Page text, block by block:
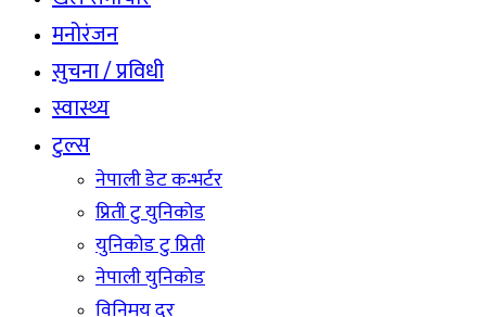
मनोरंजन
सुचना / प्रविधी
स्वास्थ्य
टुल्स
नेपाली डेट कन्भर्टर
प्रिती टु युनिकोड
युनिकोड टु प्रिती
नेपाली युनिकोड
विनिमय दर